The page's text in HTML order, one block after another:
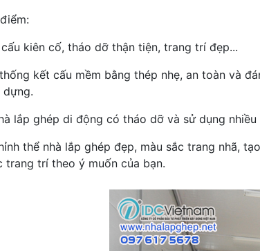
cấu kiên cố, tháo dỡ thận tiện, trang trí đẹp...
kết cấu mềm bằng thép nhẹ, an toàn và
dựng.
lắp ghép di động có tháo dỡ và sử dụng
thể nhà lắp ghép đẹp, màu sắc trang nhã,
trang trí theo ý muốn của bạn.